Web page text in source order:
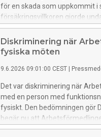
för en skada som uppkommit
försäkringsvillkoren gjorde
könsdiskriminering och begär
diskrimineringsersättning till
Diskriminering när
fysiska möten
9.6.2026 09:01:00 CEST
Det var diskriminering när
med en person med
fysiskt. Den bedömningen gör
begär nu att
kvinnan.